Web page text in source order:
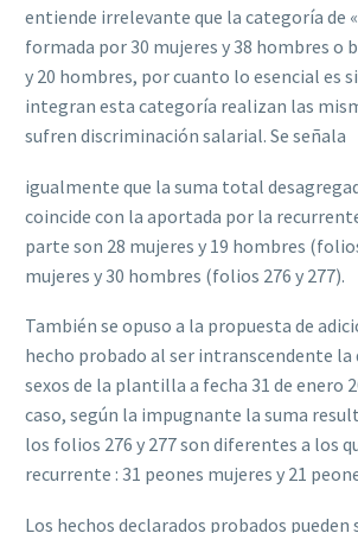
entiende irrelevante que la categoría de
formada por 30 mujeres y 38 hombres o
y 20 hombres, por cuanto lo esencial es
integran esta categoría realizan las
sufren discriminación salarial. Se señala
igualmente que la suma total
coincide con la aportada por la
parte son 28 mujeres y 19 hombres
mujeres y 30 hombres (folios 276 y 277).
También se opuso a la propuesta de
hecho probado al ser intranscendente
sexos de la plantilla a fecha 31 de enero
caso, según la impugnante la suma
los folios 276 y 277 son diferentes a los
recurrente : 31 peones mujeres y 21
Los hechos declarados probados pueden